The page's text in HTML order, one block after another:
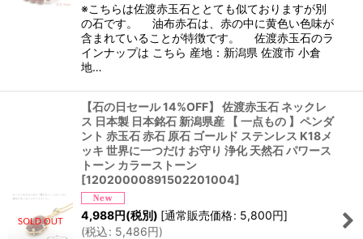
※こちらは佐渡赤玉石ととても似ておりますが別
の石です。 油布赤石は、赤の中に黄色い色味が
含まれていることが特徴です。 佐渡赤玉石のラ
インナップは こちら 産地：新潟県 佐渡市 小倉
地…
【石の日セール 14%OFF】 佐渡赤玉石 ネックレ
ス 日本製 日本銘石 新潟県産 【 一点もの 】ペンダ
ント 赤玉石 赤石 原石 ゴールド ステンレス K18メ
ッキ 世界に一つだけ お守り 浄化 天然石 パワース
トーン カラーストーン
[12020000891502201004]
4,988円(税別) [通常販売価格: 5,800円]
(税込: 5,486円)